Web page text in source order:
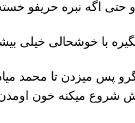
اگه نبره حریفو
با خوشحالی خیلی
میزدن تا محمد میاد
شروع میکنه خون